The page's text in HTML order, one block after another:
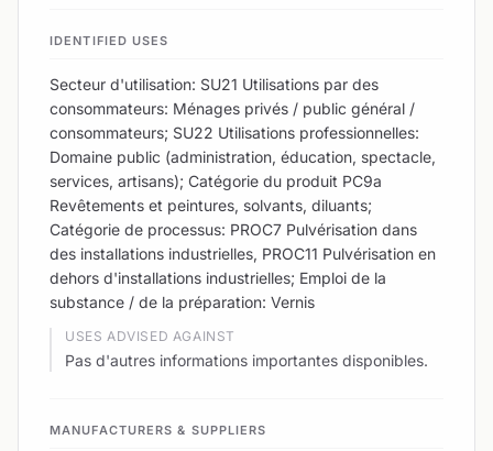
IDENTIFIED USES
Secteur d'utilisation: SU21 Utilisations par des
consommateurs: Ménages privés / public général /
consommateurs; SU22 Utilisations professionnelles:
Domaine public (administration, éducation, spectacle,
services, artisans); Catégorie du produit PC9a
Revêtements et peintures, solvants, diluants;
Catégorie de processus: PROC7 Pulvérisation dans
des installations industrielles, PROC11 Pulvérisation en
dehors d'installations industrielles; Emploi de la
substance / de la préparation: Vernis
USES ADVISED AGAINST
Pas d'autres informations importantes disponibles.
MANUFACTURERS & SUPPLIERS